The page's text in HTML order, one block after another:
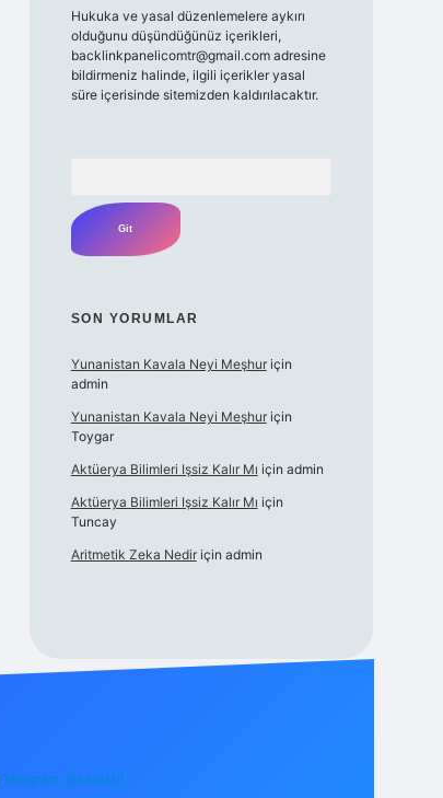
Hukuka ve yasal düzenlemelere aykırı
olduğunu düşündüğünüz içerikleri,
backlinkpanelicomtr@gmail.comadresine
bildirmeniz halinde, ilgili içerikler yasal
süre içerisinde sitemizden kaldırılacaktır.
SON YORUMLAR
Yunanistan Kavala Neyi Meşhuriçin
admin
Yunanistan Kavala Neyi Meşhuriçin
Toygar
Aktüerya Bilimleri Işsiz Kalır Mı için admin
Aktüerya Bilimleri Işsiz Kalır Mı için
Tuncay
Aritmetik Zeka Nediriçin admin
Telegram: @karabul